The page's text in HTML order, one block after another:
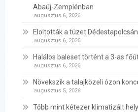
Abaúj-Zemplénban
augusztus 6, 2026
Eloltották a tüzet
augusztus 6, 2026
Halálos baleset történt a 3-as
augusztus 6, 2026
Növekszik a talajközeli ózon
augusztus 5, 2026
Több mint kétezer klimatizált